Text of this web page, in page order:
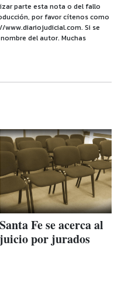
parte esta nota o del fallo
por favor cítenos como
Si se
del autor. Muchas
Santa Fe se acerca al
juicio por jurados